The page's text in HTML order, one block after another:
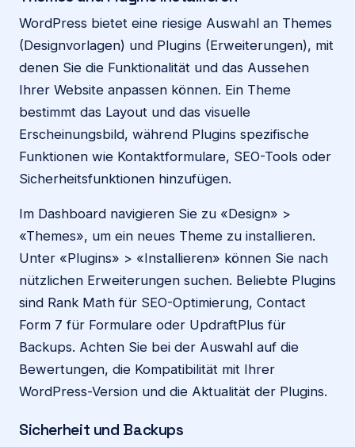
WordPress bietet eine riesige Auswahl an Themes
(Designvorlagen) und Plugins (Erweiterungen), mit
denen Sie die Funktionalität und das Aussehen
Ihrer Website anpassen können. Ein Theme
bestimmt das Layout und das visuelle
Erscheinungsbild, während Plugins spezifische
Funktionen wie Kontaktformulare, SEO-Tools oder
Sicherheitsfunktionen hinzufügen.
Im Dashboard navigieren Sie zu «Design» >
«Themes», um ein neues Theme zu installieren.
Unter «Plugins» > «Installieren» können Sie nach
nützlichen Erweiterungen suchen. Beliebte Plugins
sind Rank Math für SEO-Optimierung, Contact
Form 7 für Formulare oder UpdraftPlus für
Backups. Achten Sie bei der Auswahl auf die
Bewertungen, die Kompatibilität mit Ihrer
WordPress-Version und die Aktualität der Plugins.
Sicherheit und Backups